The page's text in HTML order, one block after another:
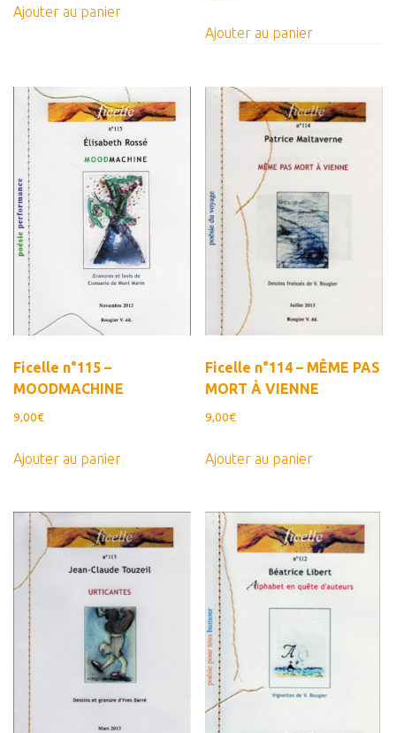
Ajouter au panier
Ajouter au panier
Ficelle n°115 –
MOODMACHINE
9,00€
Ajouter au panier
Ficelle n°114 – MÊME PAS
MORT À VIENNE
9,00€
Ajouter au panier